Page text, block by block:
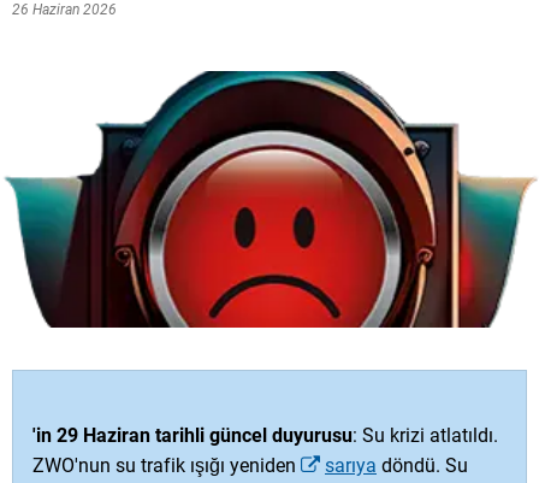
26 Haziran 2026
'in 29 Haziran tarihli güncel duyurusu: Su krizi atlatıldı.
ZWO'nun su trafik ışığı yeniden
sarıya döndü. Su